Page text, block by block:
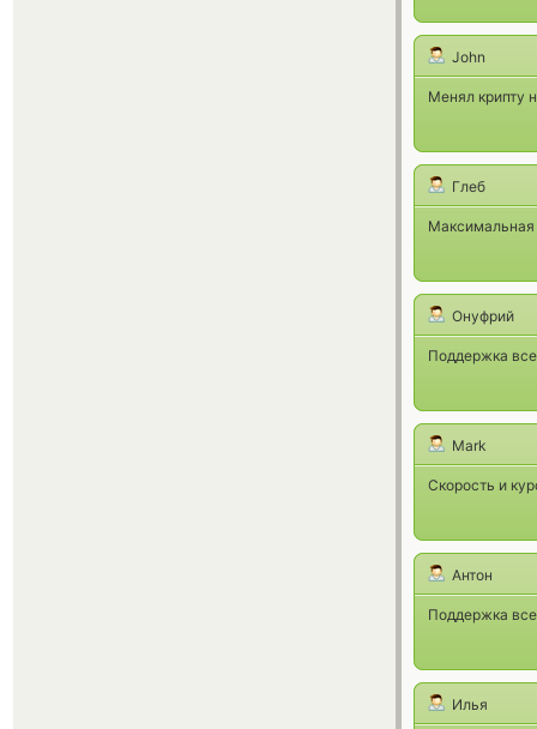
John
Менял крипту
Глеб
Максимальная
Онуфрий
Поддержка
Mark
Скорость и
Антон
Поддержка
Илья